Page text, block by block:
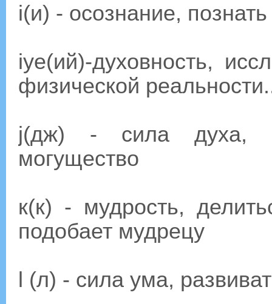
i(и) - осознание,
iye(ий)-духовность,
физической
j(дж) - сила духа,
могущество
к(к) - мудрость,
подобает мудрецу
l (л) - сила ума,